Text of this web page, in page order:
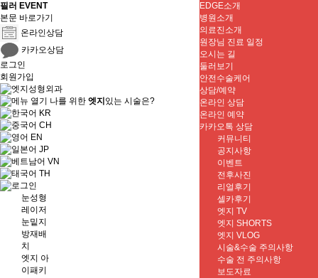
필러 EVENT
본문 바로가기
온라인상담
카카오상담
로그인
회원가입
나를 위한 엣지 있는 시술은?
KR
CH
EN
JP
VN
TH
눈성형
레이저
눈밑지
방재배
치
엣지 아
이패키
EDGE소개
병원소개
의료진소개
원장님 진료 일정
오시는 길
둘러보기
안전수술케어
상담/예약
온라인 상담
온라인 예약
카카오톡 상담
커뮤니티
공지사항
이벤트
전후사진
리얼후기
셀카후기
엣지 TV
엣지 SHORTS
엣지 VLOG
시술&수술 주의사항
수술 전 주의사항
보도자료